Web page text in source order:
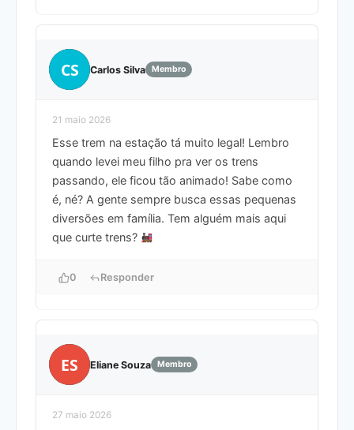
CS Carlos Silva Membro
21 maio 2026
Esse trem na estação tá muito legal! Lembro
quando levei meu filho pra ver os trens
passando, ele ficou tão animado! Sabe como
é, né? A gente sempre busca essas pequenas
diversões em família. Tem alguém mais aqui
que curte trens?
0 Responder
ES Eliane Souza Membro
27 maio 2026